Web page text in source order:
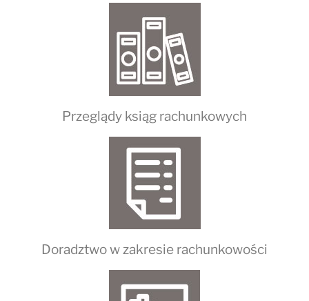
Przeglądy ksiąg rachunkowych
Doradztwo w zakresie rachunkowości